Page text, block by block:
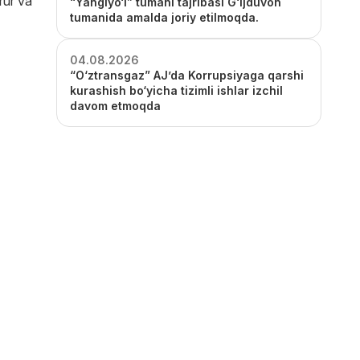
tumanida amalda joriy etilmoqda.
04.08.2026
“O‘ztransgaz” AJ’da Korrupsiyaga qarshi
kurashish bo‘yicha tizimli ishlar izchil
davom etmoqda